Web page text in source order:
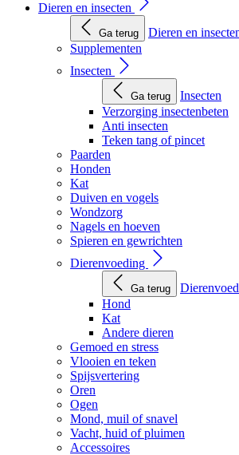
Dieren en insecten
Ga terug
Dieren en
Supplementen
Insecten
Ga terug
Insecten
Verzorging insectenbeten
Anti insecten
Teken tang of pincet
Paarden
Honden
Kat
Duiven en vogels
Wondzorg
Nagels en hoeven
Spieren en gewrichten
Dierenvoeding
Ga terug
Hond
Kat
Andere dieren
Gemoed en stress
Vlooien en teken
Spijsvertering
Oren
Ogen
Mond, muil of snavel
Vacht, huid of pluimen
Accessoires